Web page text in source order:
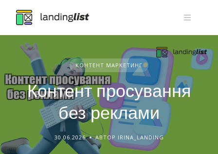
content
КОНТЕНТ МАРКЕТИНГ
Контент просування
без реклами
30.06.2026 АВТОР IRINA_LANDING